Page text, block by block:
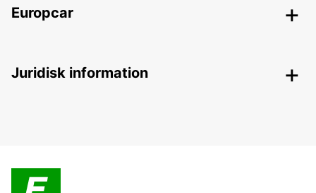
Europcar
Juridisk information